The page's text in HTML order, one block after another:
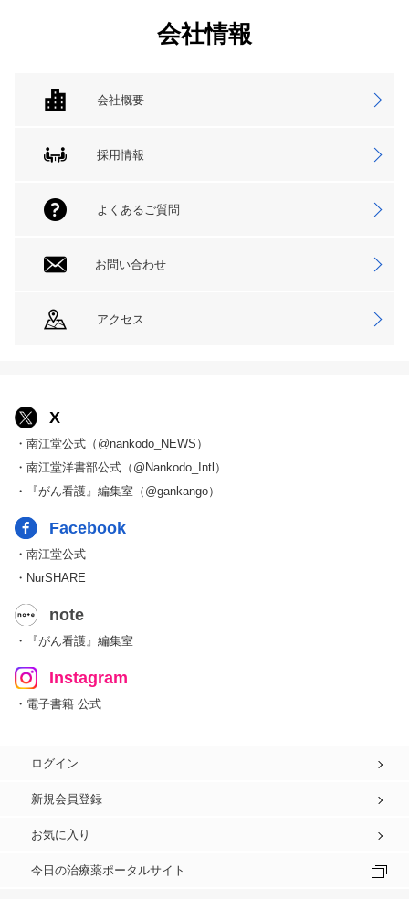
会社情報
会社概要
採用情報
よくあるご質問
お問い合わせ
アクセス
X
・南江堂公式（@nankodo_NEWS）
・南江堂洋書部公式（@Nankodo_Intl）
・『がん看護』編集室（@gankango）
Facebook
・南江堂公式
・NurSHARE
note
・『がん看護』編集室
Instagram
・電子書籍 公式
ログイン
新規会員登録
お気に入り
今日の治療薬ポータルサイト